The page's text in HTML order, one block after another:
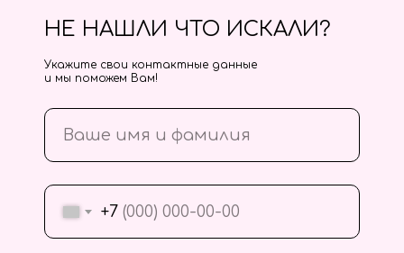
+7
НЕ НАШЛИ ЧТО ИСКАЛИ?
Укажите свои контактные данные
и мы поможем Вам!